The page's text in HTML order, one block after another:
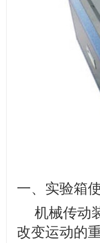
一、实验箱
机械传动
改变运动的